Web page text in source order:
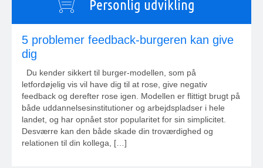
Personlig udvikling
5 problemer feedback-burgeren kan give
dig
Du kender sikkert til burger-modellen, som på
letfordøjelig vis vil have dig til at rose, give negativ
feedback og derefter rose igen. Modellen er flittigt brugt på
både uddannelsesinstitutioner og arbejdspladser i hele
landet, og har opnået stor popularitet for sin simplicitet.
Desværre kan den både skade din troværdighed og
relationen til din kollega, […]